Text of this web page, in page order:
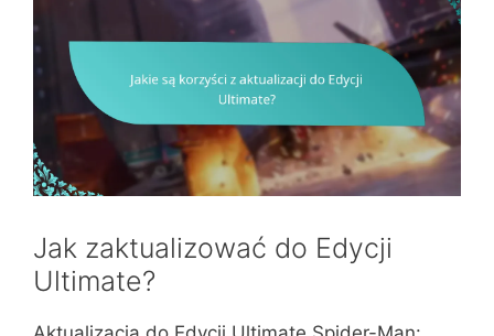
Jak zaktualizować do Edycji
Ultimate?